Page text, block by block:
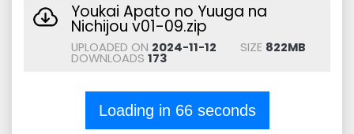
Youkai Apato no Yuuga na
Nichijou v01-09.zip
UPLOADED ON 2024-11-12 SIZE 822MB
DOWNLOADS173
Loading in 66seconds